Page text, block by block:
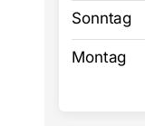
Sonntag
Montag